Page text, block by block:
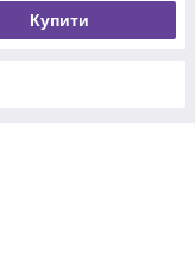
Купити